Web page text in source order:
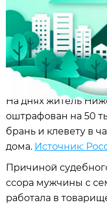
На днях житель
оштрафован на 50
брань и клевету в
дома. Источник:
Причиной
ссора мужчины с
работала в